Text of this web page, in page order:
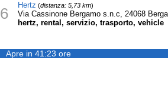
6 Hertz (distanza: 5,73 km)
Via Cassinone Bergamo s.n.c, 24068
hertz, rental, servizio, trasporto, vehicle
Apre in 41:23 ore